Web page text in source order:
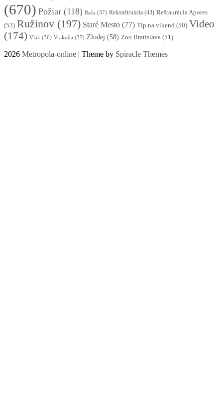
(670) Požiar (118) Rača (37) Rekonštrukcia (43) Reštaurácia Apores
(53) Ružinov (197) Staré Mesto (77) Tip na víkend (50) Video
(174) Vlak (36) Vrakuňa (37) Zlodej (58) Zoo Bratislava (51)
2026 Metropola-online | Theme by Spiracle Themes